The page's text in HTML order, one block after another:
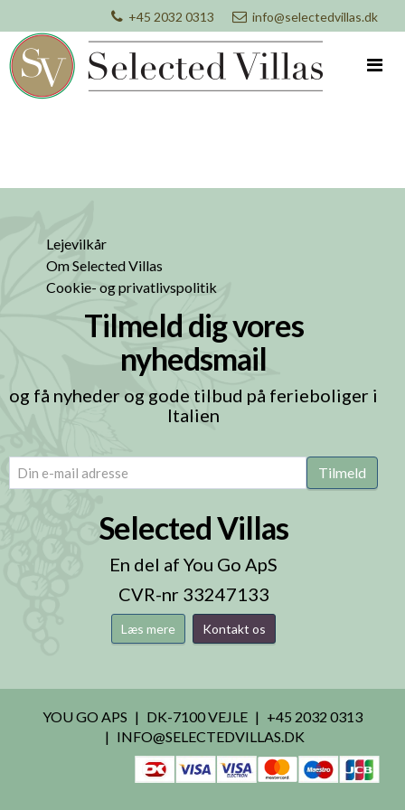
+45 2032 0313 info@selectedvillas.dk
Lejevilkår
Om Selected Villas
Cookie- og privatlivspolitik
Tilmeld dig vores
nyhedsmail
og få nyheder og gode tilbud på ferieboliger i
Italien
email (Påkrævet) Tilmeld
Selected Villas
En del af You Go ApS
CVR-nr 33247133
Læs mere Kontakt os
YOU GO APS DK-7100 VEJLE
+45 2032 0313
INFO@SELECTEDVILLAS.DK